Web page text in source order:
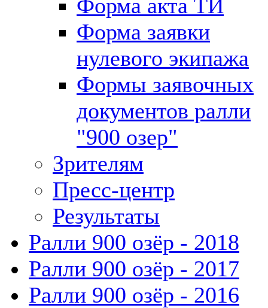
Форма акта ТИ
Форма заявки
нулевого экипажа
Формы заявочных
документов ралли
"900 озер"
Зрителям
Пресс-центр
Результаты
Ралли 900 озёр - 2018
Ралли 900 озёр - 2017
Ралли 900 озёр - 2016